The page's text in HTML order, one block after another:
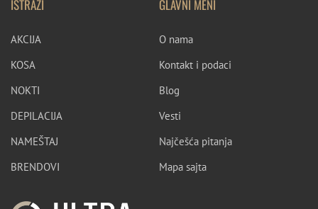
ISTRAŽI
AKCIJA
KOSA
NOKTI
DEPILACIJA
NAMEŠTAJ
BRENDOVI
GLAVNI MENI
O nama
Kontakt i podaci
Blog
Vesti
Najčešća pitanja
Mapa sajta